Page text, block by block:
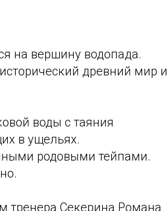
на вершину водопада.
древний мир и
воды с таяния
в ущельях.
родовыми тейпами.
тренера Секерина Романа